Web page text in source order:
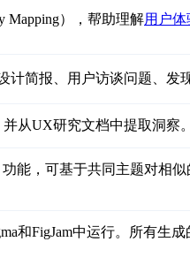
Mapping），帮助理解用户体
简报、用户访谈问题、发
从UX研究文档中提取洞察
能，可基于共同主题对相
和FigJam中运行。所有生